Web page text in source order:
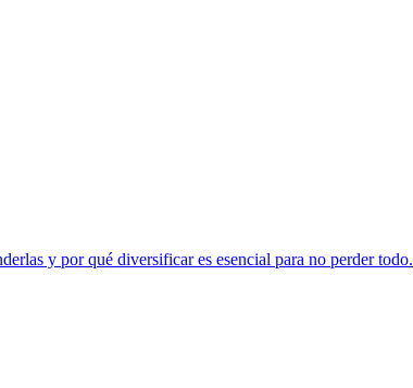
y por qué diversificar es esencial para no perder todo.